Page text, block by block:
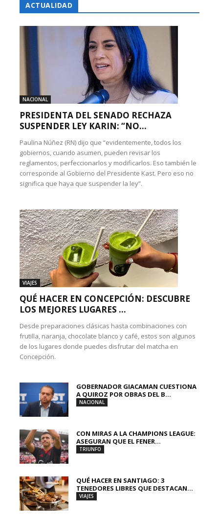
ACTUALIDAD
NACIONAL
PRESIDENTA DEL SENADO RECHAZA
SUSPENDER LEY KARIN: “NO...
Paulina Núñez (RN) dijo que “evidentemente, todos los
gobiernos, cuando asumen, pueden revisar los
reglamentos, perfeccionarlos y modificarlos. Eso también le
corresponde al Gobierno del Presidente Kast. Pero eso no
significa que haya que suspender la ley”.
VIAJES
QUÉ HACER EN CONCEPCIÓN: DESCUBRE
LOS MEJORES LUGARES ...
Desde preparaciones clásicas hasta combinaciones con
frutilla, naranja, chocolate blanco y café, estos son algunos
de los lugares donde puedes disfrutar del matcha en
Concepción.
GOBERNADOR GIACAMAN CUESTIONA
A QUIROZ POR OBRAS DEL B...
NACIONAL
CON MIRAS A LA CHAMPIONS LEAGUE:
ASEGURAN QUE EL FENER...
TRIUNFO
QUÉ HACER EN SANTIAGO: 3
TENEDORES LIBRES QUE DESTACAN...
VIAJES